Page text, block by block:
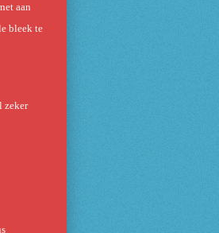
aan
bleek te
zeker